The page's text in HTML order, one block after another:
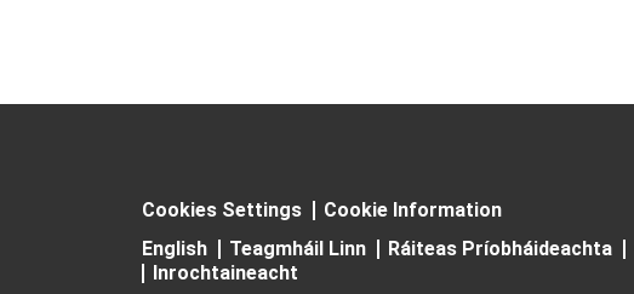
Cookies Settings
Cookie Information
English
Teagmháil Linn Ráiteas Príobháideachta
Inrochtaineacht